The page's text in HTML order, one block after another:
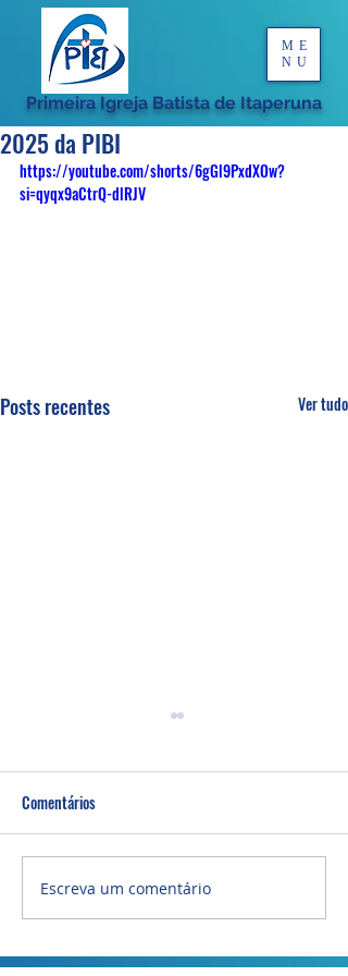
Primeira Igreja Batista de Itaperuna
ME
NU
2025 da PIBI
https://youtube.com/shorts/6gGl9PxdXOw?
si=qyqx9aCtrQ-dlRJV
Posts recentes Ver tudo
Comentários
Escreva um comentário